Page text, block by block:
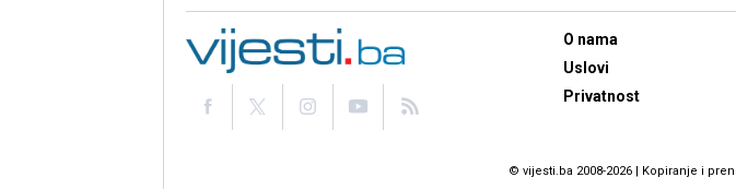
O nama
Uslovi
Privatnost
© vijesti.ba 2008-2026 | Kopiranje i